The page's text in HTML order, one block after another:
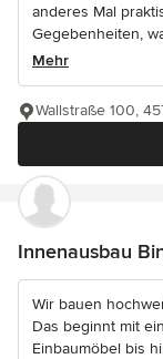
anderes Mal
Gegebenheiten,
Mehr
Wallstraße 100,
Innenausbau
Wir bauen
Das beginnt mit
Einbaumöbel bis